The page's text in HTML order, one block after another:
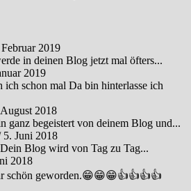
2019
in deinen Blog jetzt mal öfters...
2019
schon mal Da bin hinterlasse ich
2018
ganz begeistert von deinem Blog und...
5. Juni 2018
Blog wird von Tag zu Tag...
2018
schön geworden.😁😁😁👍👍👍👍